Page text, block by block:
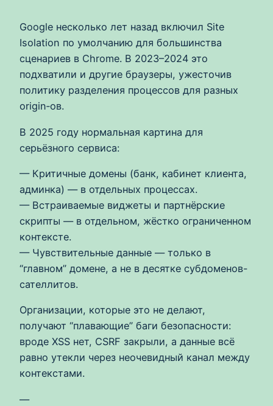
Google несколько лет назад включил Site
Isolation по умолчанию для большинства
сценариев в Chrome. В 2023–2024 это
подхватили и другие браузеры, ужесточив
политику разделения процессов для разных
origin‑ов.
В 2025 году нормальная картина для
серьёзного сервиса:
— Критичные домены (банк, кабинет клиента,
админка) — в отдельных процессах.
— Встраиваемые виджеты и партнёрские
скрипты — в отдельном, жёстко ограниченном
контексте.
— Чувствительные данные — только в
“главном” домене, а не в десятке субдоменов-
сателлитов.
Организации, которые это не делают,
получают “плавающие” баги безопасности:
вроде XSS нет, CSRF закрыли, а данные всё
равно утекли через неочевидный канал между
контекстами.
—